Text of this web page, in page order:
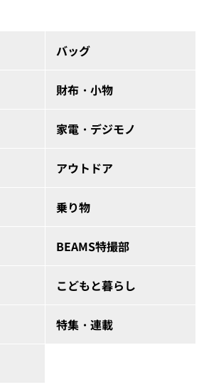
バッグ
財布・小物
家電・デジモノ
アウトドア
乗り物
BEAMS特撮部
こどもと暮らし
特集・連載